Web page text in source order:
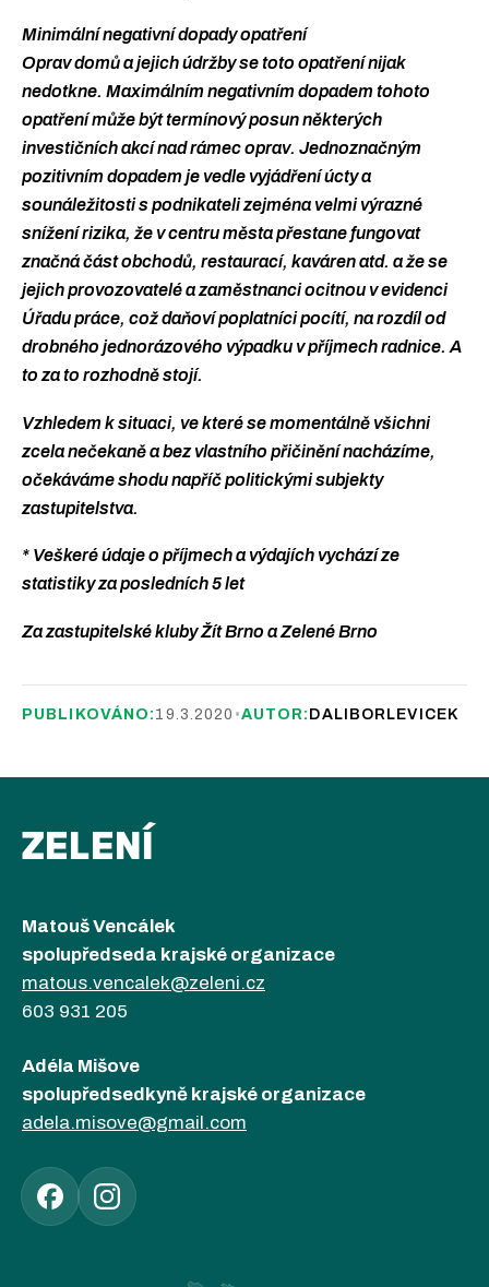
Minimální negativní dopady opatření
Oprav domů a jejich údržby se toto opatření nijak
nedotkne. Maximálním negativním dopadem tohoto
opatření může být termínový posun některých
investičních akcí nad rámec oprav. Jednoznačným
pozitivním dopadem je vedle vyjádření úcty a
sounáležitosti s podnikateli zejména velmi výrazné
snížení rizika, že v centru města přestane fungovat
značná část obchodů, restaurací, kaváren atd. a že se
jejich provozovatelé a zaměstnanci ocitnou v evidenci
Úřadu práce, což daňoví poplatníci pocítí, na rozdíl od
drobného jednorázového výpadku v příjmech radnice. A
to za to rozhodně stojí.
Vzhledem k situaci, ve které se momentálně všichni
zcela nečekaně a bez vlastního přičinění nacházíme,
očekáváme shodu napříč politickými subjekty
zastupitelstva.
* Veškeré údaje o příjmech a výdajích vychází ze
statistiky za posledních 5 let
Za zastupitelské kluby Žít Brno a Zelené Brno
PUBLIKOVÁNO: 19.3.2020 •AUTOR: DALIBORLEVICEK
ZELENÍ
Matouš Vencálek
spolupředseda krajské organizace
matous.vencalek@zeleni.cz
603 931 205
Adéla Mišove
spolupředsedkyně krajské organizace
adela.misove@gmail.com